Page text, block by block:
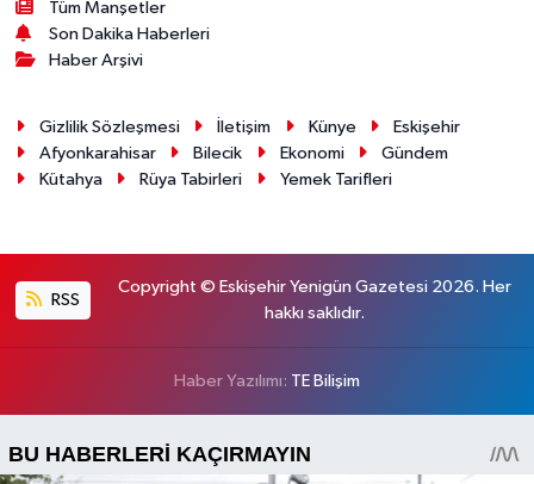
Tüm Manşetler
Son Dakika Haberleri
Haber Arşivi
Gizlilik Sözleşmesi İletişim Künye
Eskişehir
Afyonkarahisar
Bilecik Ekonomi
Gündem
Kütahya
Rüya Tabirleri Yemek Tarifleri
RSS
Copyright © Eskişehir Yenigün Gazetesi 2026. Her
hakkı saklıdır.
Haber Yazılımı: TE Bilişim